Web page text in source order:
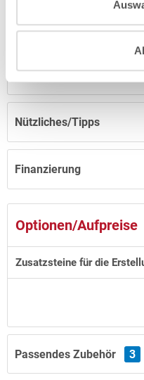
Finanzierung
Anleitungen/Datenblätter
Hinweise zum Versand /
Nützliches/Tipps
Optionen/Aufpreise
Zusatzsteine für die
Passendes Zubehör 3